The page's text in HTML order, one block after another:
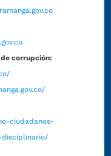
corrupción:
ciudadanos-